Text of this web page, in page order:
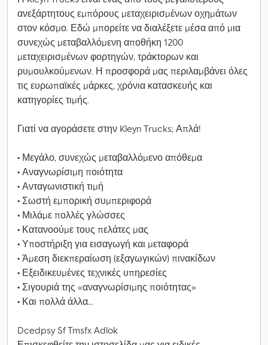
ανεξάρτητους εμπόρους μεταχειρισμένων οχημάτων
στον κόσμο. Εδώ μπορείτε να διαλέξετε μέσα από μια
συνεχώς μεταβαλλόμενη αποθήκη 1200
μεταχειρισμένων φορτηγών, τράκτορων και
ρυμουλκούμενων. Η προσφορά μας περιλαμβάνει όλες
τις ευρωπαϊκές μάρκες, χρόνια κατασκευής και
κατηγορίες τιμής.
Γιατί να αγοράσετε στην Kleyn Trucks; Απλά!
• Μεγάλο, συνεχώς μεταβαλλόμενο απόθεμα
• Αναγνωρίσιμη ποιότητα
• Ανταγωνιστική τιμή
• Σωστή εμπορική συμπεριφορά
• Μιλάμε πολλές γλώσσες
• Κατανοούμε τους πελάτες μας
• Υποστήριξη για εισαγωγή και μεταφορά
• Άμεση διεκπεραίωση (εξαγωγικών) πινακίδων
• Εξειδικευμένες τεχνικές υπηρεσίες
• Σιγουριά της «αναγνωρίσιμης ποιότητας»
• Και πολλά άλλα...
Dcedpsy Sf Tmsfx Adlok